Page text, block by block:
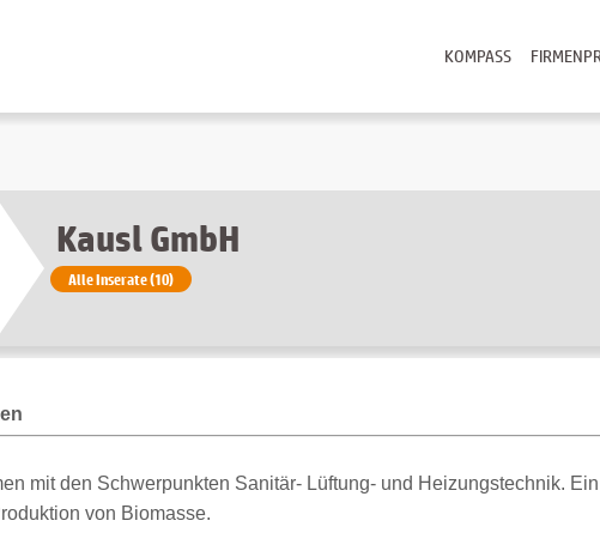
KOMPASS
Kausl GmbH
Alle Inserate (10)
mit den Schwerpunkten Sanitär- Lüftung- und Heizungstechnik.
von Biomasse.